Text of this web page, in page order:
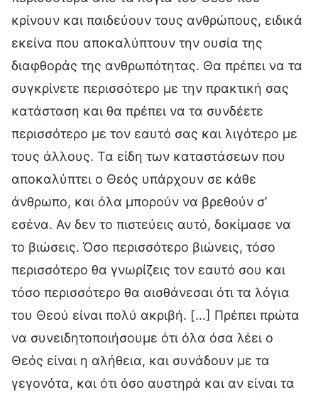
κρίνουν και παιδεύουν τους ανθρώπους, ειδικά
εκείνα που αποκαλύπτουν την ουσία της
διαφθοράς της ανθρωπότητας. Θα πρέπει να τα
συγκρίνετε περισσότερο με την πρακτική σας
κατάσταση και θα πρέπει να τα συνδέετε
περισσότερο με τον εαυτό σας και λιγότερο με
τους άλλους. Τα είδη των καταστάσεων που
αποκαλύπτει ο Θεός υπάρχουν σε κάθε
άνθρωπο, και όλα μπορούν να βρεθούν σ’
εσένα. Αν δεν το πιστεύεις αυτό, δοκίμασε να
το βιώσεις. Όσο περισσότερο βιώνεις, τόσο
περισσότερο θα γνωρίζεις τον εαυτό σου και
τόσο περισσότερο θα αισθάνεσαι ότι τα λόγια
του Θεού είναι πολύ ακριβή. […] Πρέπει πρώτα
να συνειδητοποιήσουμε ότι όλα όσα λέει ο
Θεός είναι η αλήθεια, και συνάδουν με τα
γεγονότα, και ότι όσο αυστηρά και αν είναι τα